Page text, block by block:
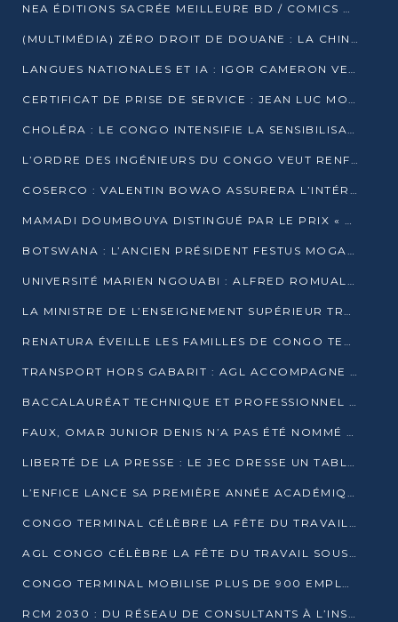
NEA ÉDITIONS SACRÉE MEILLEURE BD / COMICS D’AFRIQUE AU KENYA
(MULTIMÉDIA) ZÉRO DROIT DE DOUANE : LA CHINE ET L’AFRIQUE VERS UNE PROXIMITÉ SANS PRÉCÉDENT (PAPIER GÉNÉRAL)
LANGUES NATIONALES ET IA : IGOR CAMERON VEUT ARRIMER LA STRATÉGIE IA À LA LOI SUR LA RECHERCHE
CERTIFICAT DE PRISE DE SERVICE : JEAN LUC MOUTHOU DÉMENT UNE « FAKE NEWS »
CHOLÉRA : LE CONGO INTENSIFIE LA SENSIBILISATION AU MARCHÉ DE TALANGAÏ
L’ORDRE DES INGÉNIEURS DU CONGO VEUT RENFORCER L’ÉTHIQUE ET LA CRÉDIBILITÉ DE LA PROFESSION
COSERCO : VALENTIN BOWAO ASSURERA L’INTÉRIM À LA TÊTE DU BUREAU EXÉCUTIF NATIONAL
MAMADI DOUMBOUYA DISTINGUÉ PAR LE PRIX « SUPER GRAND BÂTISSEUR BABACAR N’DIAYE »
BOTSWANA : L’ANCIEN PRÉSIDENT FESTUS MOGAE EST MORT À 86 ANS
UNIVERSITÉ MARIEN NGOUABI : ALFRED ROMUALD NGUYA POATY SOUTIENT UNE THÈSE SUR LE PARADOXE DE LA CROISSANCE EN ZONE CEMAC
LA MINISTRE DE L’ENSEIGNEMENT SUPÉRIEUR TRACE SA FEUILLE DE ROUTE
RENATURA ÉVEILLE LES FAMILLES DE CONGO TERMINAL À LA PROTECTION DE L’ENVIRONNEMENT
TRANSPORT HORS GABARIT : AGL ACCOMPAGNE LE DÉVELOPPEMENT DU SECTEUR BRASSICOLE AU CONGO
BACCALAURÉAT TECHNIQUE ET PROFESSIONNEL : 16 352 CANDIDATS LANCÉS DANS LES ÉPREUVES D’EPS
FAUX, OMAR JUNIOR DENIS N’A PAS ÉTÉ NOMMÉ AIDE DE CAMP ADJOINT DE DENIS SASSOU NGUESSO
LIBERTÉ DE LA PRESSE : LE JEC DRESSE UN TABLEAU PRÉOCCUPANT AU CONGO
L’ENFICE LANCE SA PREMIÈRE ANNÉE ACADÉMIQUE AVEC 100 FUTURS ENSEIGNANTS
CONGO TERMINAL CÉLÈBRE LA FÊTE DU TRAVAIL AVEC SES COLLABORATEURS À POINTE-NOIRE
AGL CONGO CÉLÈBRE LA FÊTE DU TRAVAIL SOUS LE SIGNE DE LA COHÉSION
CONGO TERMINAL MOBILISE PLUS DE 900 EMPLOYÉS AUTOUR DE LA SÉCURITÉ AU TRAVAIL
RCM 2030 : DU RÉSEAU DE CONSULTANTS À L’INSTRUMENT DE PUISSANCE EN AFRIQUE FRANCOPHONE